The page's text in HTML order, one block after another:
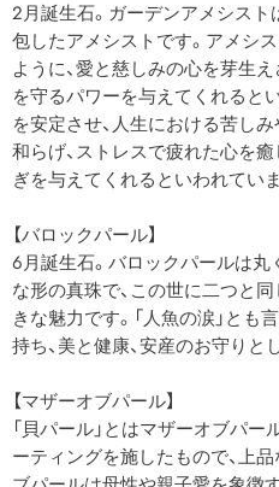
2月誕生石。ガーデンアメシスト
包したアメシストです。アメシ
ように、愛と慈しみの心を芽生
を守るパワーを与えてくれると
を安定させ、人生における苦し
和らげ、ストレスで疲れた心を癒
ぎを与えてくれるといわれていま
【バロックパール】
6月誕生石。バロックパールは丸
な形の真珠で、この世に二つと
きな魅力です。「人魚の涙」と
持ち、美と健康、安産のお守りと
【マザーオブパール】
「貝パール」とはマザーオブパ
ーティングを施したもので、上